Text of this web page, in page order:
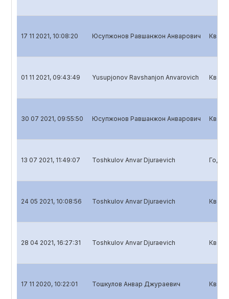
17 11 2021, 10:08:20 Юсупжонов Равшанжон Анварович
01 11 2021, 09:43:49 Yusupjonov Ravshanjon Anvarovich
30 07 2021, 09:55:50 Юсупжонов Равшанжон Анварович
13 07 2021, 11:49:07 Toshkulov Anvar Djuraevich
24 05 2021, 10:08:56 Toshkulov Anvar Djuraevich
28 04 2021, 16:27:31 Toshkulov Anvar Djuraevich
17 11 2020, 10:22:01 Тошкулов Анвар Джураевич